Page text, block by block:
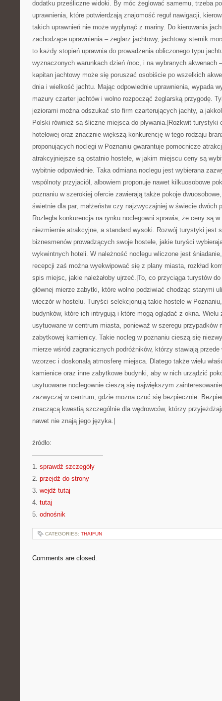
dodatku prześliczne widoki. By móc żeglować samemu, trzeba
uprawnienia, które potwierdzają znajomość reguł nawigacji,
takich uprawnień nie może wypłynąć z mariny. Do kierowania
zachodzące uprawnienia – żeglarz jachtowy, jachtowy sternik
to każdy stopień uprawnia do prowadzenia obliczonego typu
wyznaczonych warunkach dzień /noc, i na wybranych akwenach
kapitan jachtowy może się poruszać osobiście po wszelkich
dnia i wielkość jachtu. Mając odpowiednie uprawnienia, wypada
mazury czarter jachtów i wolno rozpocząć żeglarską przygodę.
jeziorami można odszukać sto firm czarterujących jachty, a
Polski również są śliczne miejsca do pływania.|Rozkwit turystyki
hotelowej oraz znacznie większą konkurencję w tego rodzaju
proponujących noclegi w Poznaniu gwarantuje pomocnicze
atrakcyjniejsze są ostatnio hostele, w jakim miejscu ceny są
wybitnie odpowiednie. Taka odmiana noclegu jest wybierana
wspólnoty przyjaciół, albowiem proponuje nawet kilkuosobowe
poznaniu w szerokiej ofercie zawierają także pokoje
świetnie dla par, małżeństw czy najzwyczajniej w świecie dwóch
Rozległa konkurencja na rynku noclegowni sprawia, że ceny są
niezmiernie atrakcyjne, a standard wysoki. Rozwój turystyki jest
biznesmenów prowadzących swoje hostele, jakie turyści
wykwintnych hoteli. W należność noclegu wliczone jest
recepcji zaś można wyekwipować się z plany miasta, rozkład
spis miejsc, jakie należałoby ujrzeć.|To, co przyciąga turystów
głównej mierze zabytki, które wolno podziwiać chodząc starymi
wieczór w hostelu. Turyści selekcjonują takie hostele w
budynków, które ich intrygują i które mogą oglądać z okna. Wielu
usytuowane w centrum miasta, ponieważ w szeregu przypadków
zabytkowej kamienicy. Takie nocleg w poznaniu cieszą się
mierze wśród zagranicznych podróżników, którzy stawiają
wzorzec i doskonałą atmosferę miejsca. Dlatego także wielu
kamienice oraz inne zabytkowe budynki, aby w nich urządzić
usytuowane noclegownie cieszą się największym
zazwyczaj w centrum, gdzie można czuć się bezpiecznie.
znaczącą kwestią szczególnie dla wędrowców, którzy
nawet nie znają jego języka.|
źródło:
———————————
1. sprawdź szczegóły
2. przejdź do strony
3. wejdź tutaj
4. tutaj
5. odnośnik
CATEGORIES: THAIFUN
Comments are closed.